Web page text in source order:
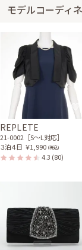
30代前半 2018/
サイズはやや大きく
ランドのドレスが着
モデルコーディ
REPLETE
21-0002［S〜L対応］
３泊４日 ￥1,990 (税込)
4.3 (80)